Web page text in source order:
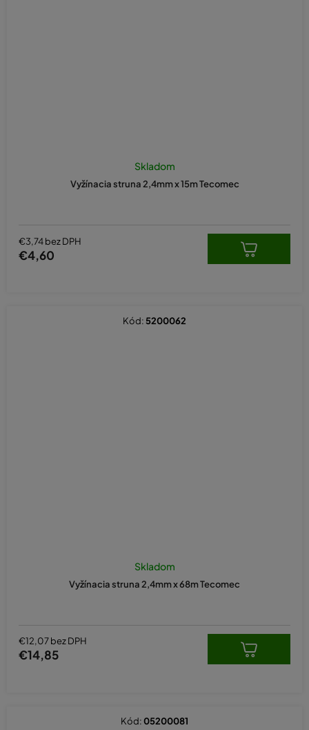
Vyžínacia struna 2,4mm x 15m Tecomec
Skladom
€3,74 bez DPH
€4,60
Vyžínacia struna 2,4mm x 68m Tecomec
Skladom
€12,07 bez DPH
€14,85
Kód: 5200062
Kód:05200081